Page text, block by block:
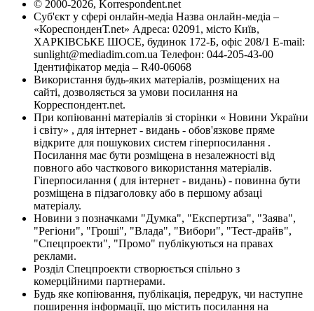
© 2000-2026, Korrespondent.net
Суб'єкт у сфері онлайн-медіа Назва онлайн-медіа –
«КореспонденТ.net» Адреса: 02091, місто Київ,
ХАРКІВСЬКЕ ШОСЕ, будинок 172-Б, офіс 208/1 E-mail:
sunlight@mediadim.com.ua Телефон: 044-205-43-00
Ідентифікатор медіа – R40-06068
Використання будь-яких матеріалів, розміщених на
сайті, дозволяється за умови посилання на
Корреспондент.net.
При копіюванні матеріалів зі сторінки « Новини України
і світу» , для інтернет - видань - обов'язкове пряме
відкрите для пошукових систем гіперпосилання .
Посилання має бути розміщена в незалежності від
повного або часткового використання матеріалів.
Гіперпосилання ( для інтернет - видань) - повинна бути
розміщена в підзаголовку або в першому абзаці
матеріалу.
Новини з позначками "Думка", "Експертиза", "Заява",
"Регіони", "Гроші", "Влада", "Вибори", "Тест-драйв",
"Спецпроекти", "Промо" публікуються на правах
реклами.
Розділ Спецпроекти створюється спільно з
комерційними партнерами.
Будь яке копіювання, публікація, передрук, чи наступне
поширення інформації, що містить посилання на